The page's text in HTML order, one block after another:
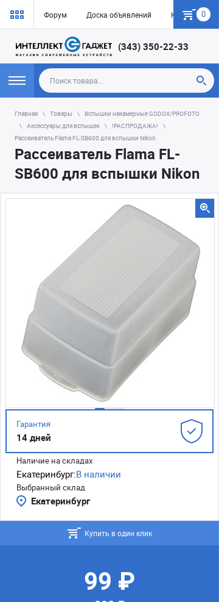
Форум Доска объявлений Как купить
0
(343) 350-22-33
Главная Товары
Вспышки накамерные GODOX/PROFOTO
Аксессуары для вспышек
!РАСПРОДАЖА!
Рассеиватель Flama FL-SB600 для вспышки Nikon
Рассеиватель Flama FL-
SB600 для вспышки Nikon
Гарантия
14 дней
Наличие на складах
Екатеринбург:В наличии
Выбранный склад
Екатеринбург
Купить в один клик
99 ₽